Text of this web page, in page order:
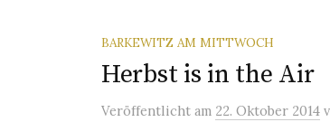
BARKEWITZ AM MITTWOCH
Herbst is in the Air
Veröffentlicht am 22. Oktober 2014